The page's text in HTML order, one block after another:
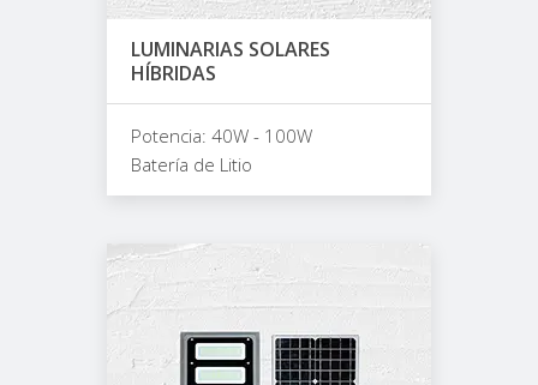
LUMINARIAS SOLARES
HÍBRIDAS
Potencia: 40W - 100W
Batería de Litio